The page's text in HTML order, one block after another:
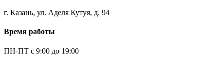
г. Казань, ул. Аделя Кутуя, д. 94
Время работы
ПН-ПТ с 9:00 до 19:00